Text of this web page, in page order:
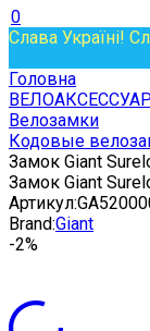
0
Слава Україні!
Головна
Велозамки
Кодовые
Замок Giant
Замок Giant
Артикул:
Brand:Giant
-2%